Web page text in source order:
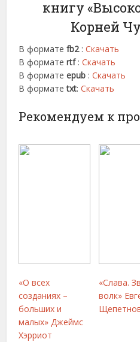
книгу
Корней
В форматеfb2:Скачать
В форматеrtf :Скачать
В форматеepub :Скачать
В форматеtxt:Скачать
Рекомендуем к
«О всех
созданиях –
больших и
малых» Джеймс
Хэрриот
«Слава.
волк»